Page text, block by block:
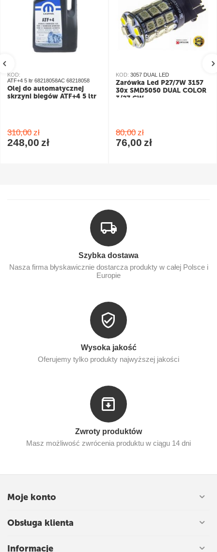
KOD:
ATF+4 5 ltr 68218058AC 68218058
Olej do automatycznej
skrzyni biegów ATF+4 5 ltr
310,00 zł
248,00 zł
KOD: 3057 DUAL LED
Żarówka Led P27/7W 3157
30x SMD5050 DUAL COLOR
3/27 CW
80,00 zł
76,00 zł
Szybka dostawa
Nasza firma błyskawicznie dostarcza produkty w całej Polsce i
Europie
Wysoka jakość
Oferujemy tylko produkty najwyższej jakości
Zwroty produktów
Masz możliwość zwrócenia produktu w ciągu 14 dni
Moje konto
Obsługa klienta
Informacje